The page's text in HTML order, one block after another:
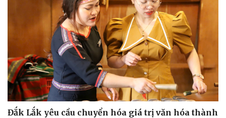
Đắk Lắk yêu cầu chuyển hóa giá trị văn hóa thành